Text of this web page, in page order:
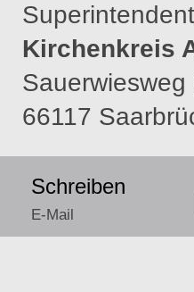
Kirchenkreis
Sauerwiesweg
66117
Schreiben
E-Mail